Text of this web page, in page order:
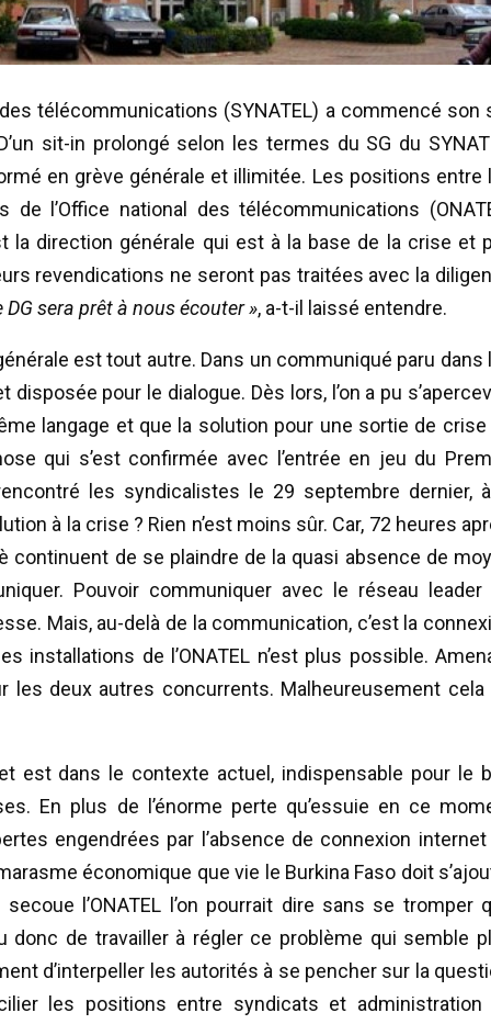
télécommunications (SYNATEL) a commencé son
sit-in prolongé selon les termes du SG du
en grève générale et illimitée. Les positions entre
l’Office national des télécommunications
la direction générale qui est à la base de la crise et
revendications ne seront pas traitées avec la
DG sera prêt à nous écouter », a-t-il laissé entendre.
est tout autre. Dans un communiqué paru dans
pour le dialogue. Dès lors, l’on a pu
langage et que la solution pour une sortie de crise
qui s’est confirmée avec l’entrée en jeu du
les syndicalistes le 29 septembre dernier,
à la crise ? Rien n’est moins sûr. Car, 72 heures
continuent de se plaindre de la quasi absence de
Pouvoir communiquer avec le réseau leader
Mais, au-delà de la communication, c’est la
installations de l’ONATEL n’est plus possible.
deux autres concurrents. Malheureusement cela
est dans le contexte actuel, indispensable pour le
En plus de l’énorme perte qu’essuie en ce
engendrées par l’absence de connexion internet
économique que vie le Burkina Faso doit
l’ONATEL l’on pourrait dire sans se tromper
donc de travailler à régler ce problème qui semble
d’interpeller les autorités à se pencher sur la
les positions entre syndicats et administration